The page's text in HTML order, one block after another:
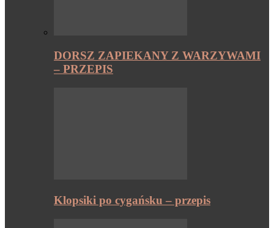
DORSZ ZAPIEKANY Z WARZYWAMI
– PRZEPIS
Klopsiki po cygańsku – przepis